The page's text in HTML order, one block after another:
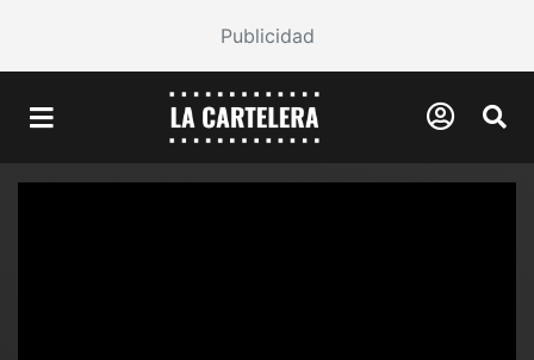
Publicidad